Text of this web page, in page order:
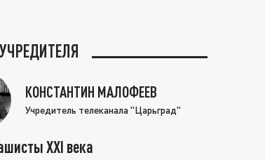
КОНСТАНТИН МАЛОФЕЕВ
Учредитель телеканала "Царьград"
XXI века